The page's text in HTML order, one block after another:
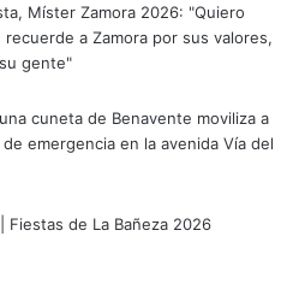
Míster Zamora 2026: "Quiero
a Zamora por sus valores,
gente"
cuneta de Benavente moviliza a
emergencia en la avenida Vía del
| Fiestas de La Bañeza 2026